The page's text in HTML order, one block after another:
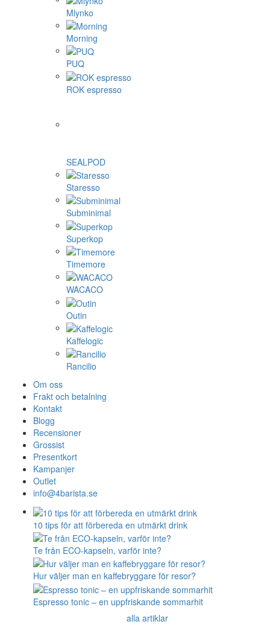
Mlynko
Morning
PUQ
ROK espresso
SEALPOD
Staresso
Subminimal
Superkop
Timemore
WACACO
Outin
Kaffelogic
Rancilio
Om oss
Frakt och betalning
Kontakt
Blogg
Recensioner
Grossist
Presentkort
Kampanjer
Outlet
info@4barista.se
10 tips för att förbereda en utmärkt drink
Te från ECO-kapseln, varför inte?
Hur väljer man en kaffebryggare för resor?
Espresso tonic – en uppfriskande sommarhit
alla artiklar